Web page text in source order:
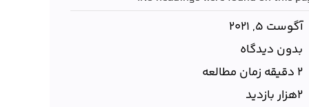
آگوست 5, 2021
بدون دیدگاه
2 دقیقه زمان مطالعه
۲هزار بازدید